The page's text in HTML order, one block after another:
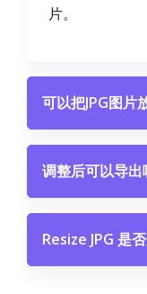
片。
可以把JPG图片
调整后可以导出
Resize JPG 是